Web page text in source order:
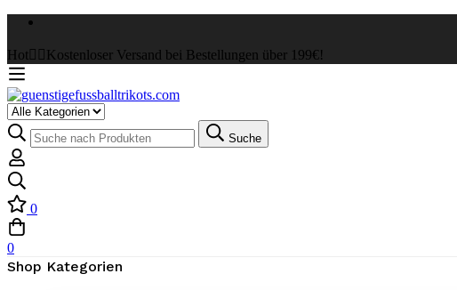
Hot ✌🏼Kostenloser Versand bei Bestellungen über 199€!
Select
a
Category
Suche
nach:
Suche
0
0
Shop Kategorien